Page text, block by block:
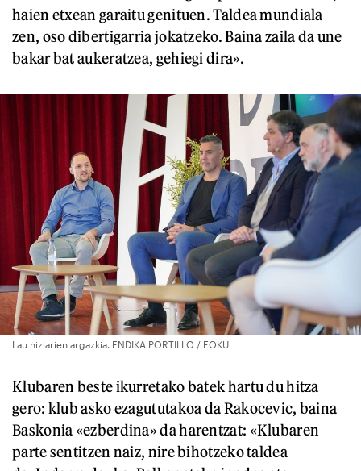
haien etxean garaitu genituen. Taldea mundiala
zen, oso dibertigarria jokatzeko. Baina zaila da une
bakar bat aukeratzea, gehiegi dira».
Lau hizlarien argazkia. ENDIKA PORTILLO / FOKU
Klubaren beste ikurretako batek hartu du hitza
gero: klub asko ezagututakoa da Rakocevic, baina
Baskonia «ezberdina» da harentzat: «Klubaren
parte sentitzen naiz, nire bihotzeko taldea